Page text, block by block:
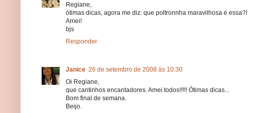
Regiane,
ótimas dicas, agora me diz: que poltronnha maravilhosa é essa?!
Amei!
bjs
Responder
Janice 26 de setembro de 2008 às 10:30
Oi Regiane,
que cantinhos encantadores. Amei todos!!!!! Ótimas dicas...
Bom final de semana.
Beijo.